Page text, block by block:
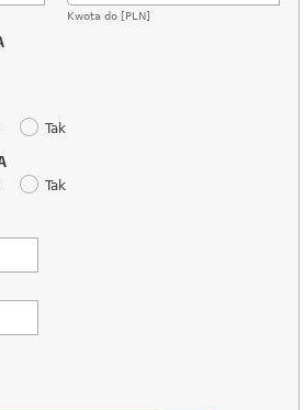
Kwota do [PLN]
Tak
Tak